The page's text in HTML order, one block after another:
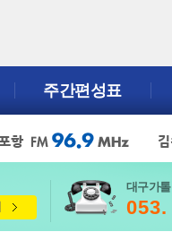
주간편성표
대구가
053.